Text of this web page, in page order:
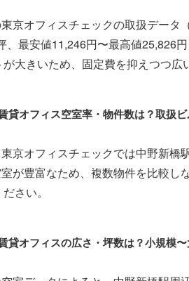
京オフィスチェックの取扱デー
、最安値11,246円〜最高値25,826
大きいため、固定費を抑えつつ
貸オフィス空室率・物件数は？取扱
京オフィスチェックでは中野新
が豊富なため、複数物件を比較
さい。
貸オフィスの広さ・坪数は？小規模